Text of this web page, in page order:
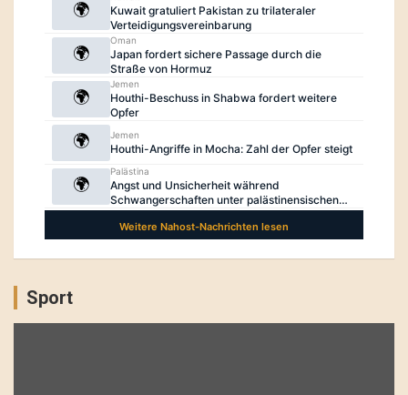
Sport